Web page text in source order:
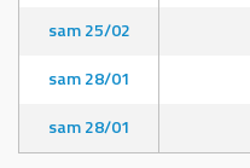
sam 25/02
sam 28/01
sam 28/01